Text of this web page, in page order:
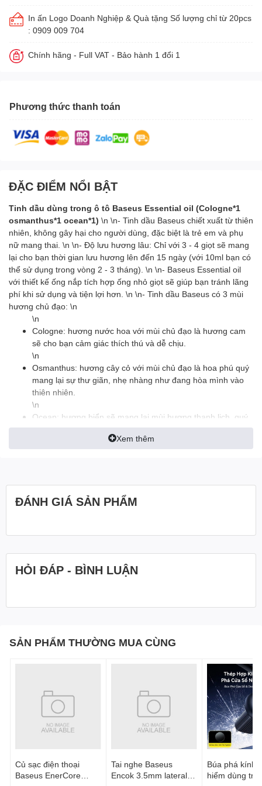
In ấn Logo Doanh Nghiệp & Quà tặng Số lượng chỉ từ 20pcs
: 0909 009 704
Chính hãng - Full VAT - Bảo hành 1 đổi 1
Phương thức thanh toán
ĐẶC ĐIỂM NỔI BẬT
Tinh dầu dùng trong ô tô Baseus Essential oil (Cologne*1
osmanthus*1 ocean*1) \n \n- Tinh dầu Baseus chiết xuất từ thiên
nhiên, không gây hại cho người dùng, đặc biệt là trẻ em và phụ
nữ mang thai. \n \n- Độ lưu hương lâu: Chỉ với 3 - 4 giọt sẽ mang
lại cho bạn thời gian lưu hương lên đến 15 ngày (với 10ml bạn có
thể sử dụng trong vòng 2 - 3 tháng). \n \n- Baseus Essential oil
với thiết kế ống nắp tích hợp ống nhỏ giọt sẽ giúp bạn tránh lãng
phí khi sử dụng và tiện lợi hơn. \n \n- Tinh dầu Baseus có 3 mùi
hương chủ đạo: \n
\n
Cologne: hương nước hoa với mùi chủ đạo là hương cam
sẽ cho bạn cảm giác thích thú và dễ chịu.
\n
Osmanthus: hương cây cỏ với mùi chủ đạo là hoa phú quý
mang lại sự thư giãn, nhẹ nhàng như đang hòa mình vào
thiên nhiên.
\n
Ocean: hương biển sẽ mang lại mùi hương thanh lịch, quý
phái và cho bạn sự tự tin khi có bạn bè đi cùng.
Xem thêm
ĐÁNH GIÁ SẢN PHẨM
HỎI ĐÁP - BÌNH LUẬN
SẢN PHẨM THƯỜNG MUA CÙNG
Củ sạc điện thoại
Baseus EnerCore
Tai nghe Baseus
Encok 3.5mm lateral
Búa phá kính
hiểm dùng